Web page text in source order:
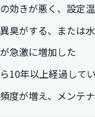
効きが悪く、設定
臭がする、または
急激に増加した
10年以上経過して
度が増え、メンテ